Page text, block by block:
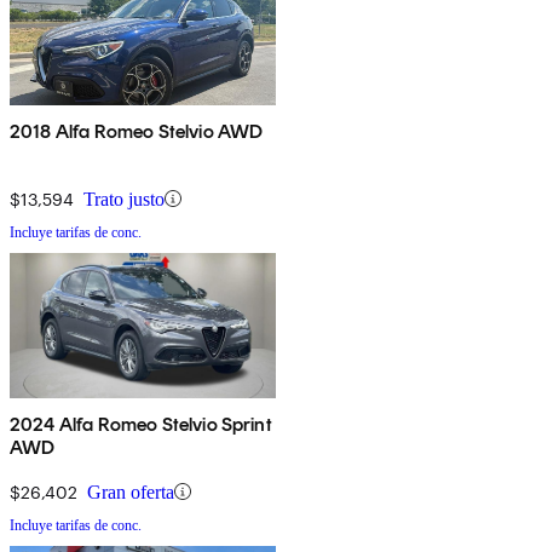
2018 Alfa Romeo Stelvio AWD
$13,594 Trato justo
Incluye tarifas de conc.
2024 Alfa Romeo Stelvio Sprint
AWD
$26,402 Gran oferta
Incluye tarifas de conc.